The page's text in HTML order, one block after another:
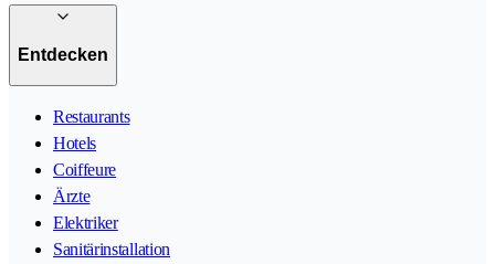
Entdecken
Restaurants
Hotels
Coiffeure
Ärzte
Elektriker
Sanitärinstallation